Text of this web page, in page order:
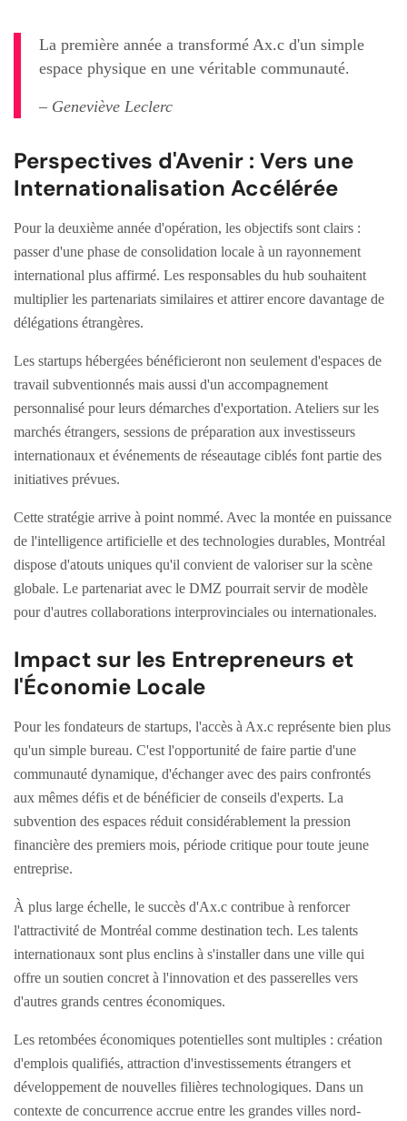
La première année a transformé Ax.c d'un simple
espace physique en une véritable communauté.
– Geneviève Leclerc
Perspectives d'Avenir : Vers une
Internationalisation Accélérée
Pour la deuxième année d'opération, les objectifs sont clairs :
passer d'une phase de consolidation locale à un rayonnement
international plus affirmé. Les responsables du hub souhaitent
multiplier les partenariats similaires et attirer encore davantage de
délégations étrangères.
Les startups hébergées bénéficieront non seulement d'espaces de
travail subventionnés mais aussi d'un accompagnement
personnalisé pour leurs démarches d'exportation. Ateliers sur les
marchés étrangers, sessions de préparation aux investisseurs
internationaux et événements de réseautage ciblés font partie des
initiatives prévues.
Cette stratégie arrive à point nommé. Avec la montée en puissance
de l'intelligence artificielle et des technologies durables, Montréal
dispose d'atouts uniques qu'il convient de valoriser sur la scène
globale. Le partenariat avec le DMZ pourrait servir de modèle
pour d'autres collaborations interprovinciales ou internationales.
Impact sur les Entrepreneurs et
l'Économie Locale
Pour les fondateurs de startups, l'accès à Ax.c représente bien plus
qu'un simple bureau. C'est l'opportunité de faire partie d'une
communauté dynamique, d'échanger avec des pairs confrontés
aux mêmes défis et de bénéficier de conseils d'experts. La
subvention des espaces réduit considérablement la pression
financière des premiers mois, période critique pour toute jeune
entreprise.
À plus large échelle, le succès d'Ax.c contribue à renforcer
l'attractivité de Montréal comme destination tech. Les talents
internationaux sont plus enclins à s'installer dans une ville qui
offre un soutien concret à l'innovation et des passerelles vers
d'autres grands centres économiques.
Les retombées économiques potentielles sont multiples : création
d'emplois qualifiés, attraction d'investissements étrangers et
développement de nouvelles filières technologiques. Dans un
contexte de concurrence accrue entre les grandes villes nord-